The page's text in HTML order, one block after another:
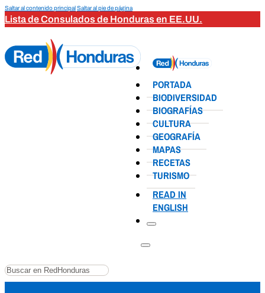
Saltar al contenido principalSaltar al pie de página
Lista de Consulados de Honduras en EE.UU.
PORTADA
BIODIVERSIDAD
BIOGRAFÍAS
CULTURA
GEOGRAFÍA
MAPAS
RECETAS
TURISMO
READ IN
ENGLISH
Buscar